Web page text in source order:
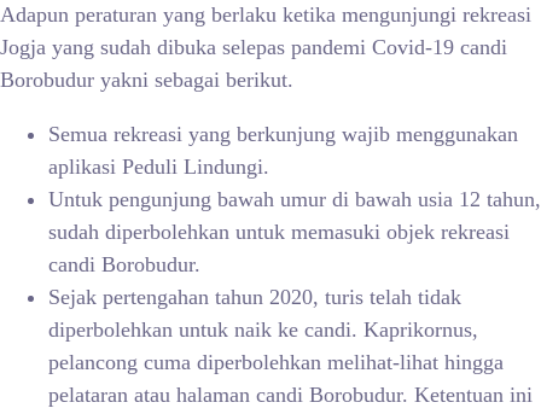
Adapun peraturan yang berlaku ketika mengunjungi rekreasi
Jogja yang sudah dibuka selepas pandemi Covid-19 candi
Borobudur yakni sebagai berikut.
Semua rekreasi yang berkunjung wajib menggunakan
aplikasi Peduli Lindungi.
Untuk pengunjung bawah umur di bawah usia 12 tahun,
sudah diperbolehkan untuk memasuki objek rekreasi
candi Borobudur.
Sejak pertengahan tahun 2020, turis telah tidak
diperbolehkan untuk naik ke candi. Kaprikornus,
pelancong cuma diperbolehkan melihat-lihat hingga
pelataran atau halaman candi Borobudur. Ketentuan ini